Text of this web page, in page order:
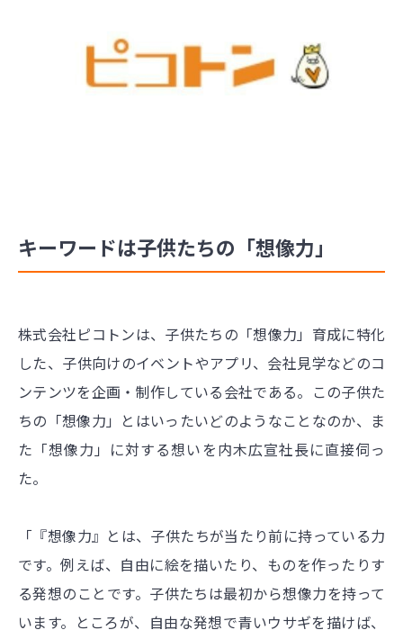
キーワードは子供たちの「想像力」
株式会社ピコトンは、子供たちの「想像力」育成に特化
した、子供向けのイベントやアプリ、会社見学などのコ
ンテンツを企画・制作している会社である。この子供た
ちの「想像力」とはいったいどのようなことなのか、ま
た「想像力」に対する想いを内木広宣社長に直接伺っ
た。
「『想像力』とは、子供たちが当たり前に持っている力
です。例えば、自由に絵を描いたり、ものを作ったりす
る発想のことです。子供たちは最初から想像力を持って
います。ところが、自由な発想で青いウサギを描けば、